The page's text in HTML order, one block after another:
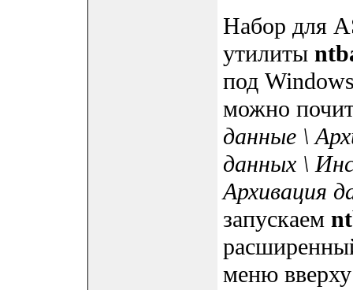
Набор для
утилиты
под
можно
данные \
данных \
Архивация
запускаем
меню